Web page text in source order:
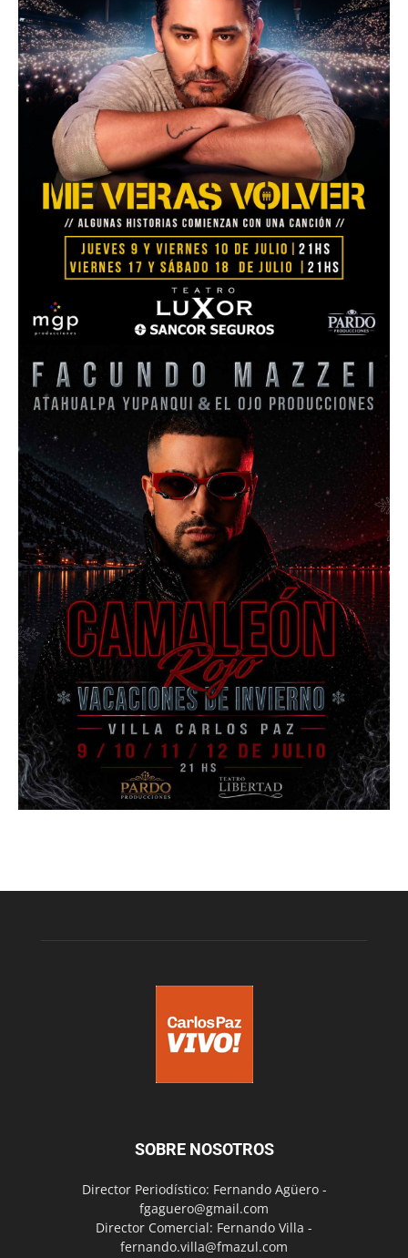
SOBRE NOSOTROS
Director Periodístico: Fernando Agüero -
fgaguero@gmail.com
Director Comercial: Fernando Villa -
fernando.villa@fmazul.com